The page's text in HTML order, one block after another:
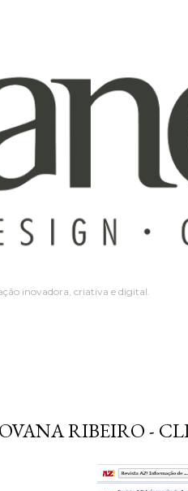
inovadora, criativa e digital.
RIBEIRO -